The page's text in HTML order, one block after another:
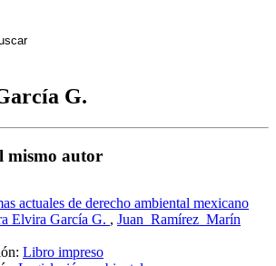
G.
mismo autor
actuales de derecho ambiental mexicano
Elvira García G. , Juan_Ramírez_Marín
Libro impreso